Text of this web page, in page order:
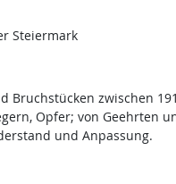
Steiermark
zwischen
Opfer; von Geehrten
und Anpassung.